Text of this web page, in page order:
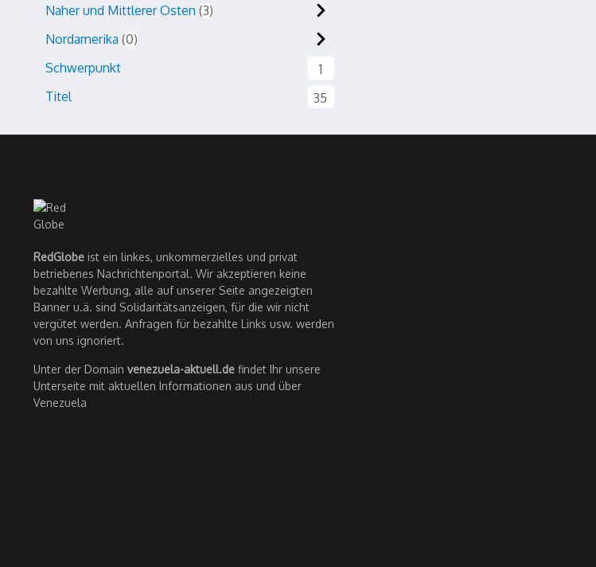
Naher und Mittlerer Osten 3
Nordamerika 0
Schwerpunkt
1
Titel
35
RedGlobe ist ein linkes, unkommerzielles und privat
betriebenes Nachrichtenportal. Wir akzeptieren keine
bezahlte Werbung, alle auf unserer Seite angezeigten
Banner u.ä. sind Solidaritätsanzeigen, für die wir nicht
vergütet werden. Anfragen für bezahlte Links usw. werden
von uns ignoriert.
Unter der Domain venezuela-aktuell.de findet Ihr unsere
Unterseite mit aktuellen Informationen aus und über
Venezuela